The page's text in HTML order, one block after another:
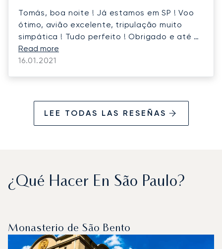
Tomás, boa noite ! Já estamos em SP ! Voo
ótimo, avião excelente, tripulação muito
simpática ! Tudo perfeito ! Obrigado e até a
próxima!
Read more
16.01.2021
LEE TODAS LAS RESEÑAS
¿Qué Hacer En São Paulo?
Monasterio de São Bento